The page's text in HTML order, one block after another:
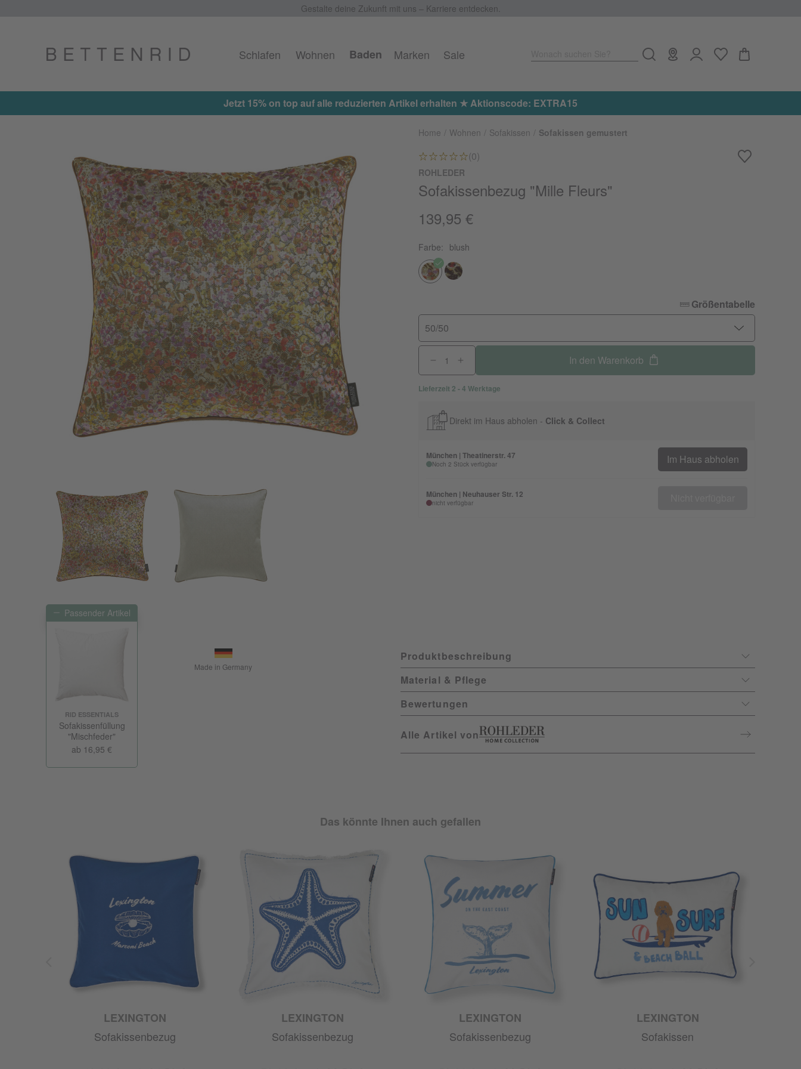
Gestalte deine Zukunft mit uns – Karriere entdecken.
Schlafen Wohnen Baden Marken Sale
Jetzt 15% on top auf alle reduzierten Artikel erhalten ★ Aktionscode: EXTRA15
Home Wohnen Sofakissen Sofakissen gemustert
Passender Artikel
RID ESSENTIALS
Sofakissenfüllung
"Mischfeder"
ab 16,95 €
(0)
ROHLEDER
Sofakissenbezug "Mille Fleurs"
139,95 €
Farbe: blush
Größentabelle
50/50
In den Warenkorb
Lieferzeit 2 - 4 Werktage
Direkt im Haus abholen - Click & Collect
München | Theatinerstr. 47
Noch 2 Stück verfügbar Im Haus abholen
München | Neuhauser Str. 12
nicht verfügbar
Made in Germany
Produktbeschreibung
Material & Pflege
Bewertungen
Alle Artikel von
Das könnte Ihnen auch gefallen
LEXINGTON
Sofakissenbezug
LEXINGTON
Sofakissenbezug
LEXINGTON
Sofakissenbezug
LEXINGTON
Sofakissen